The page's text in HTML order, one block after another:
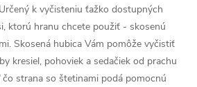
k vyčisteniu ťažko dostupných
ktorú hranu chcete použiť - skosenú
Skosená hubica Vám pomôže vyčistiť
kresiel, pohoviek a sedačiek od prachu
čo strana so štetinami podá pomocnú